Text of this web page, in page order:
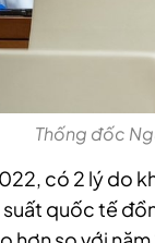
Thống đốc
có 2 lý do
suất quốc tế